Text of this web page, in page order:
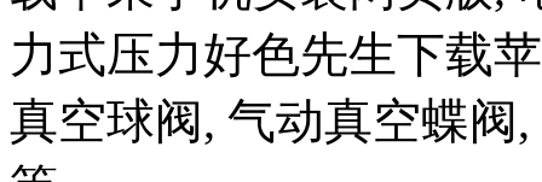
力式压力好色先生下载
真空球阀, 气动真空蝶阀